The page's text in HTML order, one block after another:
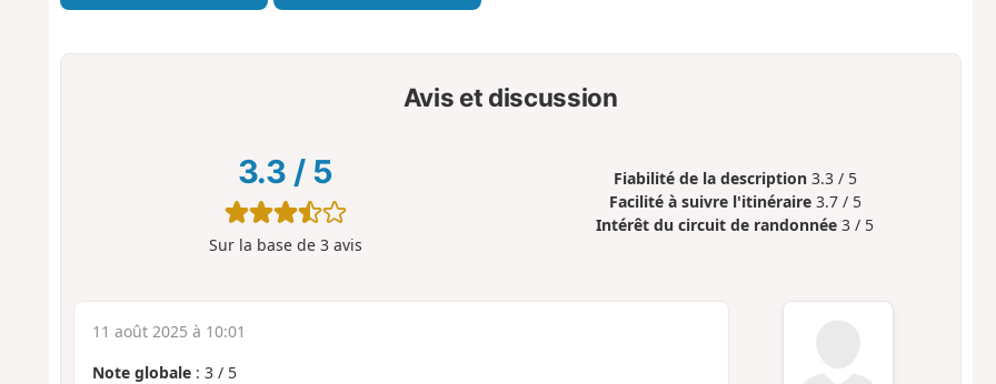
Avis et discussion
3.3 / 5
Sur la base de 3avis
Fiabilité de la description 3.3 / 5
Facilité à suivre l'itinéraire 3.7 / 5
Intérêt du circuit de randonnée 3 / 5
11 août 2025 à 10:01
Note globale: 3/ 5